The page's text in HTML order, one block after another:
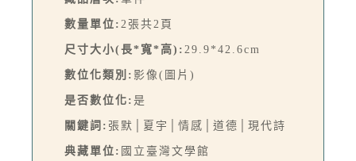
數量單位: 2張共2頁
尺寸大小(長*寬*高): 29.9*42.6cm
數位化類別: 影像(圖片)
是否數位化: 是
關鍵詞: 張默│夏宇│情感│道德│現代詩
典藏單位: 國立臺灣文學館